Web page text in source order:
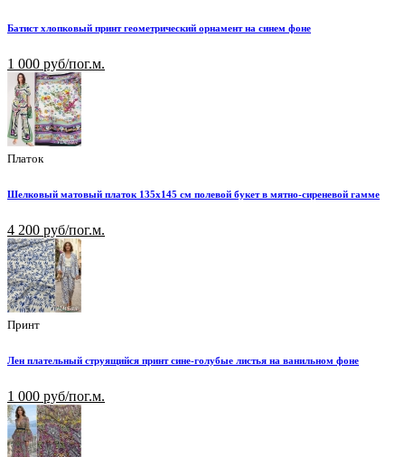
Батист хлопковый принт геометрический орнамент на синем фоне
1 000 руб/пог.м.
Платок
Шелковый матовый платок 135х145 см полевой букет в мятно-сиреневой гамме
4 200 руб/пог.м.
Принт
Лен плательный струящийся принт сине-голубые листья на ванильном фоне
1 000 руб/пог.м.